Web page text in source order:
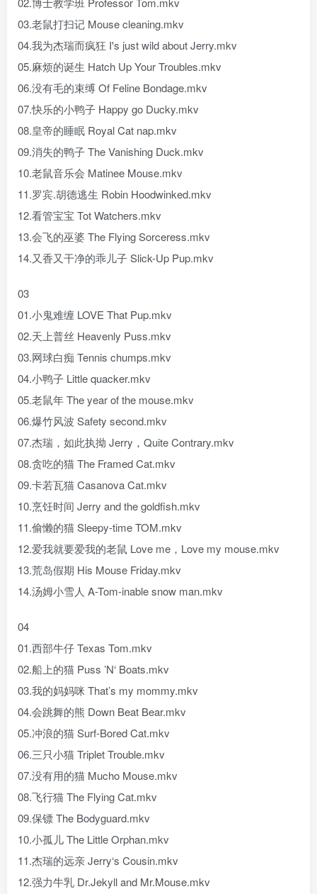
03.老鼠打扫记 Mouse cleaning.mkv
04.我为杰瑞而疯狂 I's just wild about Jerry.mkv
05.麻烦的诞生 Hatch Up Your Troubles.mkv
06.没有毛的束缚 Of Feline Bondage.mkv
07.快乐的小鸭子 Happy go Ducky.mkv
08.皇帝的睡眠 Royal Cat nap.mkv
09.消失的鸭子 The Vanishing Duck.mkv
10.老鼠音乐会 Matinee Mouse.mkv
11.罗宾.胡德逃生 Robin Hoodwinked.mkv
12.看管宝宝 Tot Watchers.mkv
13.会飞的巫婆 The Flying Sorceress.mkv
14.又香又干净的乖儿子 Slick-Up Pup.mkv
03
01.小鬼难缠 LOVE That Pup.mkv
02.天上普丝 Heavenly Puss.mkv
03.网球白痴 Tennis chumps.mkv
04.小鸭子 Little quacker.mkv
05.老鼠年 The year of the mouse.mkv
06.爆竹风波 Safety second.mkv
07.杰瑞，如此执拗 Jerry，Quite Contrary.mkv
08.贪吃的猫 The Framed Cat.mkv
09.卡若瓦猫 Casanova Cat.mkv
10.烹饪时间 Jerry and the goldfish.mkv
11.偷懒的猫 Sleepy-time TOM.mkv
12.爱我就要爱我的老鼠 Love me，Love my mouse.mkv
13.荒岛假期 His Mouse Friday.mkv
14.汤姆小雪人 A-Tom-inable snow man.mkv
04
01.西部牛仔 Texas Tom.mkv
02.船上的猫 Puss ’N‘ Boats.mkv
03.我的妈妈咪 That’s my mommy.mkv
04.会跳舞的熊 Down Beat Bear.mkv
05.冲浪的猫 Surf-Bored Cat.mkv
06.三只小猫 Triplet Trouble.mkv
07.没有用的猫 Mucho Mouse.mkv
08.飞行猫 The Flying Cat.mkv
09.保镖 The Bodyguard.mkv
10.小孤儿 The Little Orphan.mkv
11.杰瑞的远亲 Jerry‘s Cousin.mkv
12.强力牛乳 Dr.Jekyll and Mr.Mouse.mkv